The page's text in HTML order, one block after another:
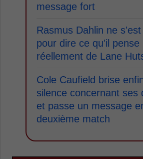
message fort
Rasmus Dahlin ne
pour dire ce qu'il pense
réellement de Lane
Cole Caufield brise
silence concernant ses
et passe un message
deuxième match